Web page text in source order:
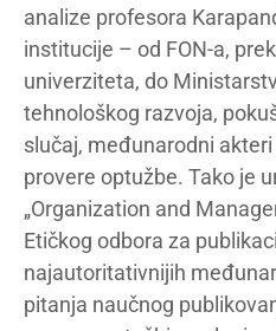
analize profesora
institucije – od FON-a,
univerziteta, do
tehnološkog razvoja,
slučaj, međunarodni
provere optužbe. Tako je
„Organization and
Etičkog odbora za
najautoritativnijih
pitanja naučnog